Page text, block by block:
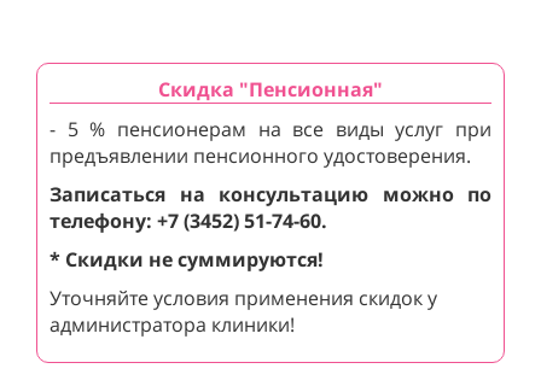
Скидка "Пенсионная"
- 5 % пенсионерам на все виды услуг при
предъявлении пенсионного удостоверения.
Записаться на консультацию можно по
телефону: +7 (3452) 51-74-60.
* Скидки не суммируются!
Уточняйте условия применения скидок у
администратора клиники!